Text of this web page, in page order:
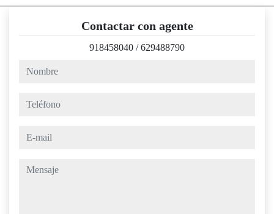
Contactar con agente
918458040 /629488790
nombre
teléfono
e-mail
mensaje